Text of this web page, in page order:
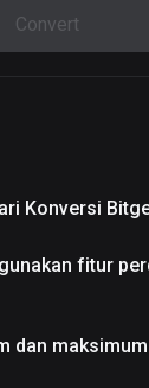
Convert
Konversi
fitur
dan